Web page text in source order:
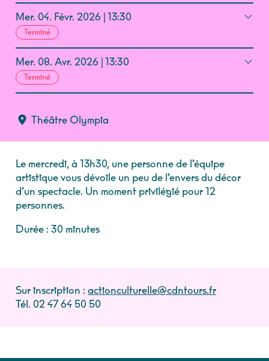
Mer. 04. Févr. 2026 13:30
Terminé
Mer. 08. Avr. 2026 13:30
Terminé
Théâtre Olympia
Le mercredi, à 13h30, une personne de l’équipe
artistique vous dévoile un peu de l’envers du décor
d’un spectacle. Un moment privilégié pour 12
personnes.
Durée : 30 minutes
Sur inscription :actionculturelle@cdntours.fr
Tél. 02 47 64 50 50